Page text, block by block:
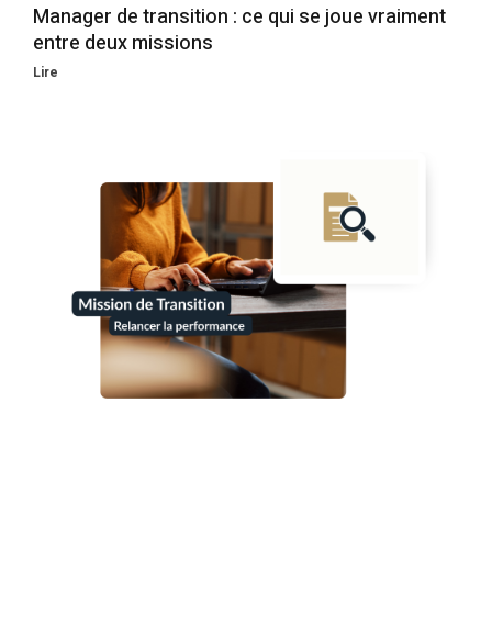
Manager de transition : ce qui se joue vraiment
entre deux missions
Lire